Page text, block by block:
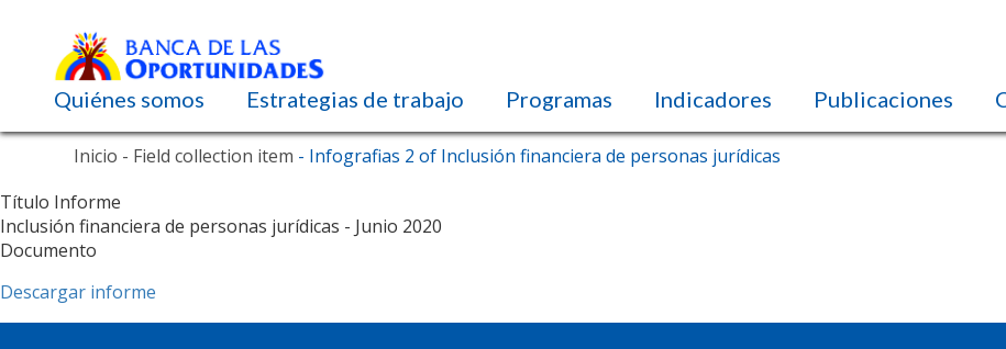
Pasar
contenido
principal
Navegación principal
Quiénes somos Estrategias de trabajo Programas Indicadores Publicaciones
Inicio - Field collection item - Infografias 2 of Inclusión financiera de personas jurídicas
Título Informe
Inclusión financiera de personas jurídicas - Junio 2020
Documento
Descargar informe